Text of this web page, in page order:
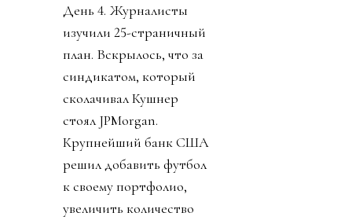
День 4. Журналисты
изучили 25-страничный
план. Вскрылось, что за
синдикатом, который
сколачивал Кушнер
стоял JPMorgan.
Крупнейший банк США
решил добавить футбол
к своему портфолио,
увеличить количество